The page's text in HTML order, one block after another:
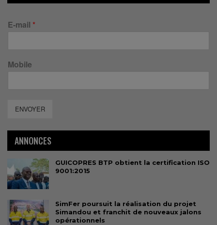
E-mail *
Mobile
ENVOYER
ANNONCES
GUICOPRES BTP obtient la certification ISO
9001:2015
SimFer poursuit la réalisation du projet
Simandou et franchit de nouveaux jalons
opérationnels